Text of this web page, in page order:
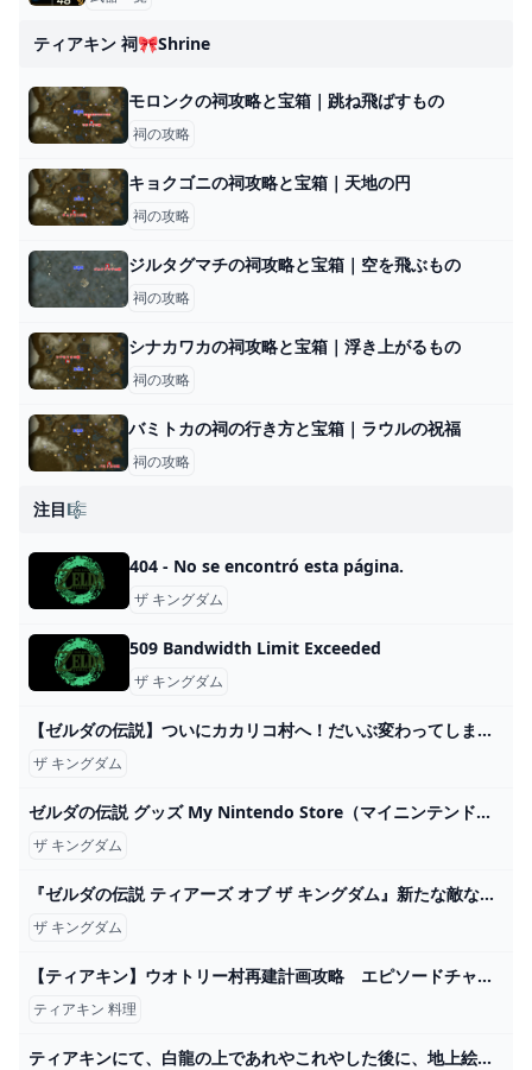
ティアキン 祠🎀shrine
モロンクの祠攻略と宝箱｜跳ね飛ばすもの
祠の攻略
キョクゴニの祠攻略と宝箱｜天地の円
祠の攻略
ジルタグマチの祠攻略と宝箱｜空を飛ぶもの
祠の攻略
シナカワカの祠攻略と宝箱｜浮き上がるもの
祠の攻略
バミトカの祠の行き方と宝箱｜ラウルの祝福
祠の攻略
注目🎼
404 - No se encontró esta página.
ザ キングダム
509 Bandwidth Limit Exceeded
ザ キングダム
【ゼルダの伝説】ついにカカリコ村へ！だいぶ変わってしまったのか！？#17【ティアーズ オブ ザ キングダム】 - YouTube
ザ キングダム
ゼルダの伝説 グッズ My Nintendo Store（マイニンテンドーストア）
ザ キングダム
『ゼルダの伝説 ティアーズ オブ ザ キングダム』新たな敵などを収録した新映像が海外向けに公開
ザ キングダム
【ティアキン】ウオトリー村再建計画攻略 エピソードチャレンジ（フルテロップ） - YouTube
ティアキン 料理
ティアキンにて、白龍の上であれやこれやした後に、地上絵全部見たリンク。 faro さんのマンガ ツイコミ(仮)